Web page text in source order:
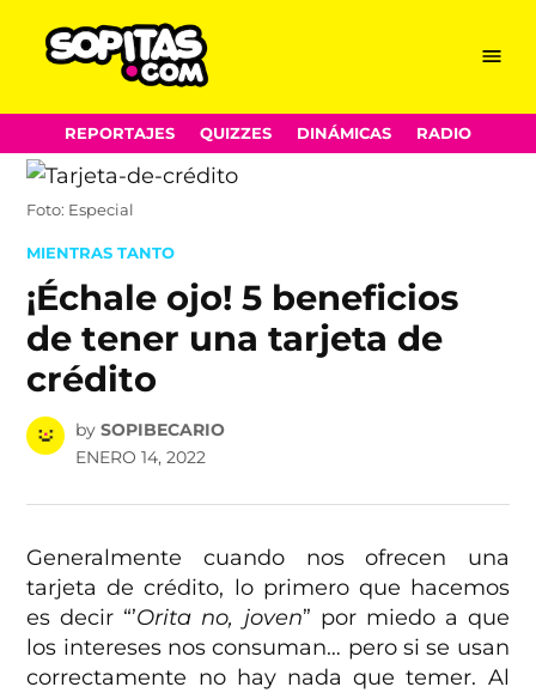
Skip
to
content
Menu
REPORTAJES QUIZZES DINÁMICAS RADIO
Foto: Especial
POSTED
MIENTRAS TANTO
¡Échale ojo! 5 beneficios
de tener una tarjeta de
crédito
by SOPIBECARIO
ENERO 14, 2022
Generalmente cuando nos ofrecen una
tarjeta de crédito, lo primero que hacemos
es decir “’Orita no, joven” por miedo a que
los intereses nos consuman… pero si se usan
correctamente no hay nada que temer. Al